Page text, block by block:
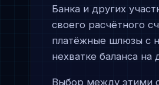
Банка и других
своего расчётного
платёжные шлюзы с
нехватке баланса на
Выбор между этими